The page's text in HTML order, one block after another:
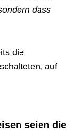
dass
die
auf
seien die